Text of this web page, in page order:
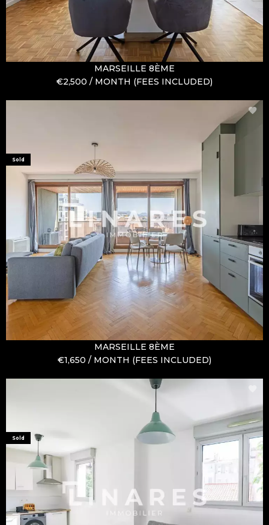
MARSEILLE 8ÈME
€2,500 / MONTH (FEES INCLUDED)
Sold
MARSEILLE 8ÈME
€1,650 / MONTH (FEES INCLUDED)
Sold